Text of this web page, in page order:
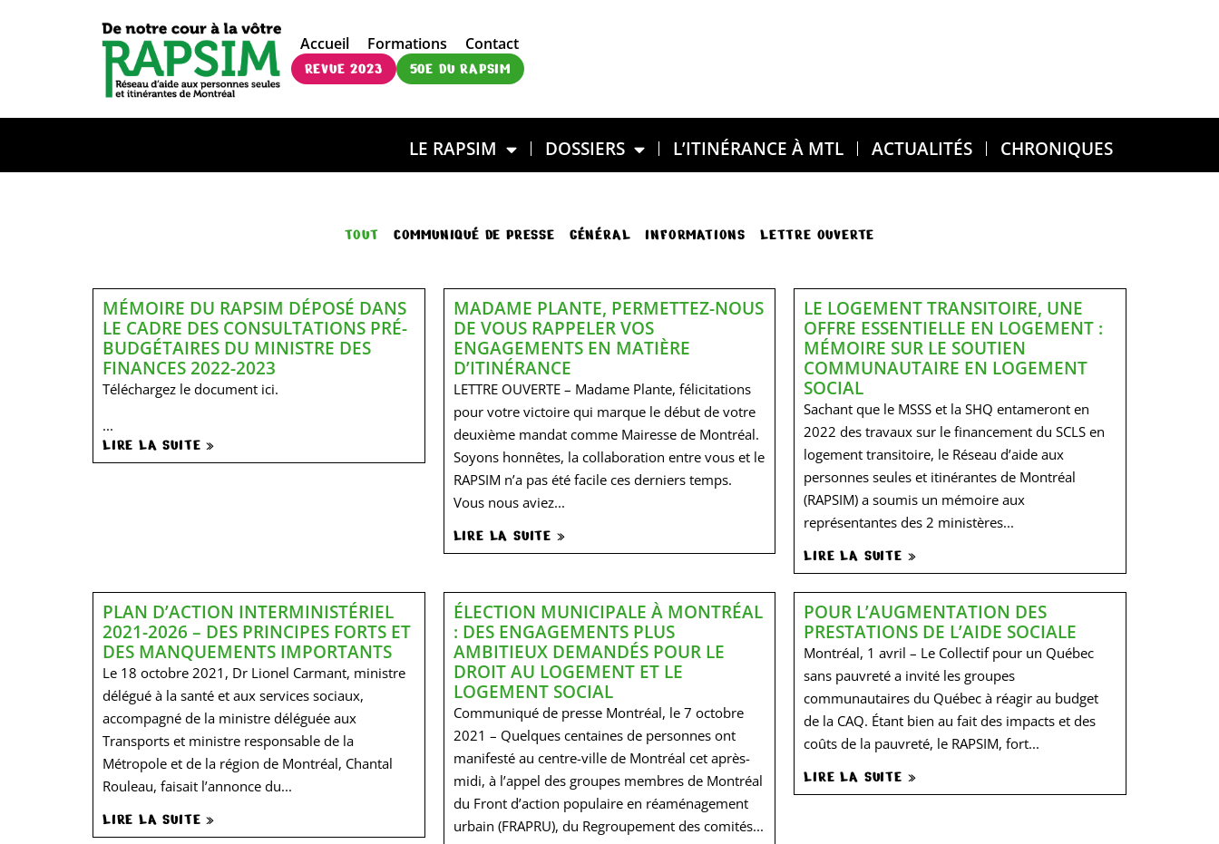
Accueil Formations
Contact
REVUE 2023
50E DU RAPSIM
LE RAPSIM DOSSIERS L’ITINÉRANCE À MTL ACTUALITÉS CHRONIQUES
COMMUNIQUÉ DE PRESSE GÉNÉRAL INFORMATIONS LETTRE OUVERTE
TOUT
MÉMOIRE DU RAPSIM DÉPOSÉ DANS
LE CADRE DES CONSULTATIONS PRÉ-
BUDGÉTAIRES DU MINISTRE DES
FINANCES 2022-2023
Téléchargez le document ici.
...
LIRE LA SUITE »
MADAME PLANTE, PERMETTEZ-NOUS
DE VOUS RAPPELER VOS
ENGAGEMENTS EN MATIÈRE
D’ITINÉRANCE
LETTRE OUVERTE – Madame Plante, félicitations
pour votre victoire qui marque le début de votre
deuxième mandat comme Mairesse de Montréal.
Soyons honnêtes, la collaboration entre vous et le
RAPSIM n’a pas été facile ces derniers temps.
Vous nous aviez...
LIRE LA SUITE »
LE LOGEMENT TRANSITOIRE, UNE
OFFRE ESSENTIELLE EN LOGEMENT :
MÉMOIRE SUR LE SOUTIEN
COMMUNAUTAIRE EN LOGEMENT
SOCIAL
Sachant que le MSSS et la SHQ entameront en
2022 des travaux sur le financement du SCLS en
logement transitoire, le Réseau d’aide aux
personnes seules et itinérantes de Montréal
(RAPSIM) a soumis un mémoire aux
représentantes des 2 ministères...
LIRE LA SUITE »
PLAN D’ACTION INTERMINISTÉRIEL
2021-2026 – DES PRINCIPES FORTS ET
DES MANQUEMENTS IMPORTANTS
Le 18 octobre 2021, Dr Lionel Carmant, ministre
délégué à la santé et aux services sociaux,
accompagné de la ministre déléguée aux
Transports et ministre responsable de la
Métropole et de la région de Montréal, Chantal
Rouleau, faisait l’annonce du...
LIRE LA SUITE »
ÉLECTION MUNICIPALE À MONTRÉAL
: DES ENGAGEMENTS PLUS
AMBITIEUX DEMANDÉS POUR LE
DROIT AU LOGEMENT ET LE
LOGEMENT SOCIAL
Communiqué de presse Montréal, le 7 octobre
2021 – Quelques centaines de personnes ont
manifesté au centre-ville de Montréal cet après-
midi, à l’appel des groupes membres de Montréal
du Front d’action populaire en réaménagement
urbain (FRAPRU), du Regroupement des comités...
POUR L’AUGMENTATION DES
PRESTATIONS DE L’AIDE SOCIALE
Montréal, 1 avril – Le Collectif pour un Québec
sans pauvreté a invité les groupes
communautaires du Québec à réagir au budget
de la CAQ. Étant bien au fait des impacts et des
coûts de la pauvreté, le RAPSIM, fort...
LIRE LA SUITE »